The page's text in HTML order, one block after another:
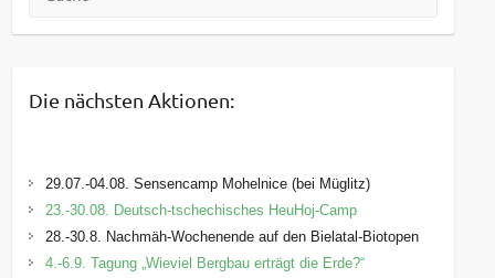
Die nächsten Aktionen:
29.07.-04.08. Sensencamp Mohelnice (bei Müglitz)
23.-30.08. Deutsch-tschechisches HeuHoj-Camp
28.-30.8. Nachmäh-Wochenende auf den Bielatal-Biotopen
4.-6.9. Tagung „Wieviel Bergbau erträgt die Erde?“